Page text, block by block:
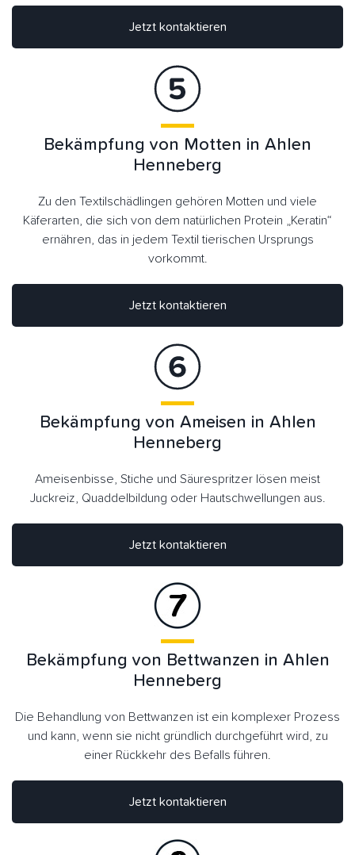
Jetzt kontaktieren
Bekämpfung von Motten in Ahlen
Henneberg
Zu den Textilschädlingen gehören Motten und viele
Käferarten, die sich von dem natürlichen Protein „Keratin“
ernähren, das in jedem Textil tierischen Ursprungs
vorkommt.
Jetzt kontaktieren
Jetzt kontaktieren
Bekämpfung von Ameisen in Ahlen
Henneberg
Ameisenbisse, Stiche und Säurespritzer lösen meist
Juckreiz, Quaddelbildung oder Hautschwellungen aus.
Bekämpfung von Bettwanzen in Ahlen
Henneberg
Die Behandlung von Bettwanzen ist ein komplexer Prozess
und kann, wenn sie nicht gründlich durchgeführt wird, zu
einer Rückkehr des Befalls führen.
Jetzt kontaktieren